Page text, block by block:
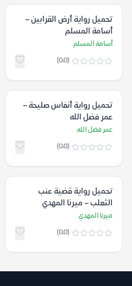
تحميل رواية أرض القرابين –
أسامة المسلم
أسامة المسلم
(0.0)
تحميل رواية أنفاس صليحة –
عمر فضل الله
عمر فضل الله
(0.0)
تحميل رواية قضية عنب
الثعلب – ميرنا المهدي
ميرنا المهدي
(0.0)